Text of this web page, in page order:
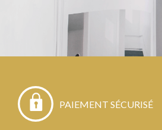
PAIEMENT SÉCURISÉ